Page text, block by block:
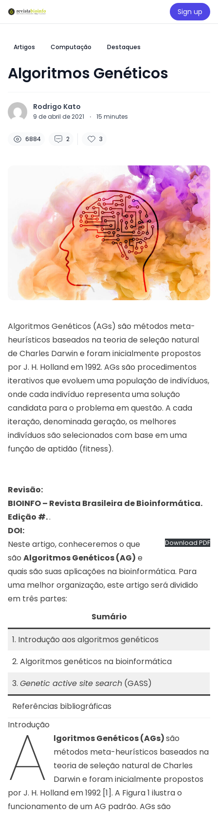
Sign up
Artigos Computação Destaques
Algoritmos Genéticos
Rodrigo Kato
9 de abril de 2021 · 15 minutes
6884 2 3
Algoritmos Genéticos (AGs) são métodos meta-
heurísticos baseados na teoria de seleção natural
de Charles Darwin e foram inicialmente propostos
por J. H. Holland em 1992. AGs são procedimentos
iterativos que evoluem uma população de indivíduos,
onde cada indivíduo representa uma solução
candidata para o problema em questão. A cada
iteração, denominada geração, os melhores
indivíduos são selecionados com base em uma
função de aptidão (fitness).
Revisão:
BIOINFO – Revista Brasileira de Bioinformática.
Edição #..
DOI:
Download PDF
Neste artigo, conheceremos o que
são Algoritmos Genéticos (AG) e
quais são suas aplicações na bioinformática. Para
uma melhor organização, este artigo será dividido
em três partes:
Sumário
1. Introdução aos algoritmos genéticos
2. Algoritmos genéticos na bioinformática
3. Genetic active site search (GASS)
Referências bibliográficas
Introdução
A lgoritmos Genéticos (AGs)são
métodos meta-heurísticos baseados na
teoria de seleção natural de Charles
Darwin e foram inicialmente propostos
por J. H. Holland em 1992 [1]. A Figura 1 ilustra o
funcionamento de um AG padrão. AGs são